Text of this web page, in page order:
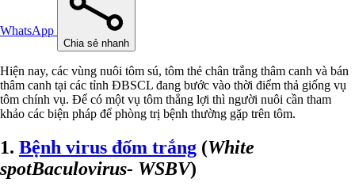
WhatsApp
Chia sẻ nhanh
Hiện nay, các vùng nuôi tôm sú, tôm thẻ chân trắng thâm canh và bán
thâm canh tại các tỉnh ĐBSCL đang bước vào thời điểm thả giống vụ
tôm chính vụ. Để có một vụ tôm thắng lợi thì người nuôi cần tham
khảo các biện pháp để phòng trị bệnh thường gặp trên tôm.
1. Bệnh virus đốm trắng (White
spotBaculovirus- WSBV)